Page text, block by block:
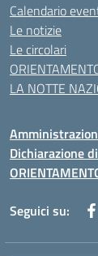
Calendario
Le notizie
Le circolari
LA NOTTE
Dichiarazione
Seguici su: